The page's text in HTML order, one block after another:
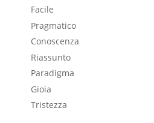
Facile
Pragmatico
Conoscenza
Riassunto
Paradigma
Gioia
Tristezza